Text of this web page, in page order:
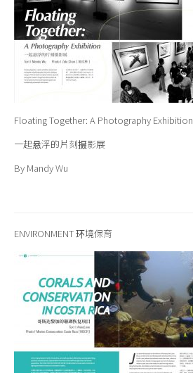
Floating Together: A Photography Exhibition
一起悬浮的片刻摄影展
By Mandy Wu
ENVIRONMENT 环境保育